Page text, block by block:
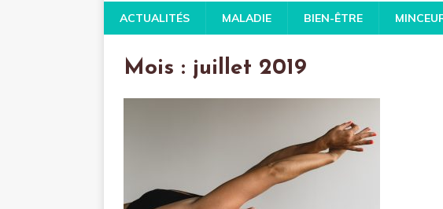
ACTUALITÉS MALADIE BIEN-ÊTRE
Mois : juillet 2019